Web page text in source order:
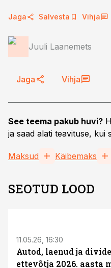
Jaga Salvesta Vihja
Juuli Laanemets
Jaga Vihja
See teema pakub huvi?
ja saad alati teavituse, kui
Maksud Käibemaks
SEOTUD LOOD
11.05.26, 16:30
Autod, laenud ja
ettevõtja 2026. aasta